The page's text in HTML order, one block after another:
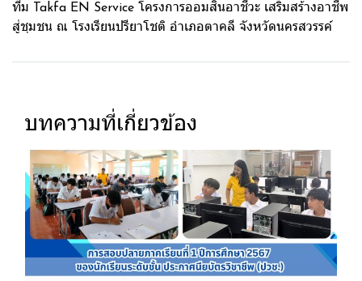
ทีม Takfa EN Service โครงการออมสินอาชีวะ เสริมสร้างอาชีพ
สู่ชุมชน ณ โรงเรียนปรียาโชติ อำเภอตาคลี จังหวัดนครสวรรค์
บทความที่เกี่ยวข้อง